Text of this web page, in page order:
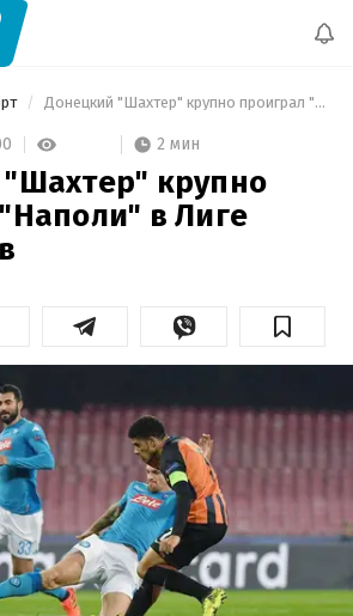
Донецкий "Шахтер" крупно проиграл "Наполи" в Лиге чемпионов
2 мин
крупно
в Лиге